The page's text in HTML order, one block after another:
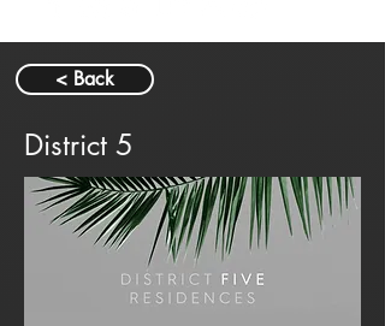
< Back
District 5